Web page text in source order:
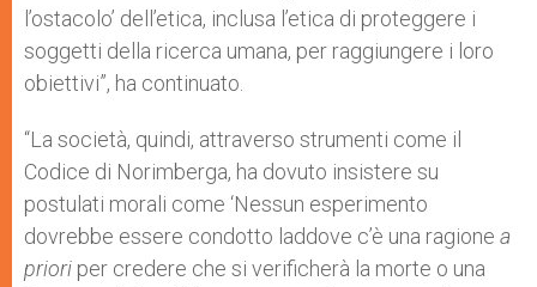
l’ostacolo’ dell’etica, inclusa l’etica di proteggere i
soggetti della ricerca umana, per raggiungere i loro
obiettivi”, ha continuato.
“La società, quindi, attraverso strumenti come il
Codice di Norimberga, ha dovuto insistere su
postulati morali come ‘Nessun esperimento
dovrebbe essere condotto laddove c’è una ragione a
priori per credere che si verificherà la morte o una